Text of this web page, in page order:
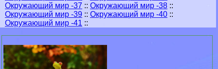
Окружающий мир -37 :: Окружающий мир -38 ::
Окружающий мир -39 :: Окружающий мир -40 ::
Окружающий мир -41 ::